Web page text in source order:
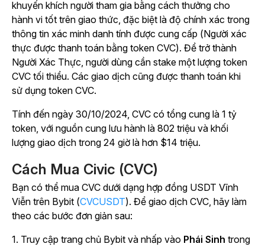
khuyến khích người tham gia bằng cách thưởng cho
hành vi tốt trên giao thức, đặc biệt là độ chính xác trong
thông tin xác minh danh tính được cung cấp (Người xác
thực được thanh toán bằng token CVC). Để trở thành
Người Xác Thực, người dùng cần stake một lượng token
CVC tối thiểu. Các giao dịch cũng được thanh toán khi
sử dụng token CVC.
Tính đến ngày 30/10/2024, CVC có tổng cung là 1 tỷ
token, với nguồn cung lưu hành là 802 triệu và khối
lượng giao dịch trong 24 giờ là hơn $14 triệu.
Cách Mua Civic (CVC)
Bạn có thể mua CVC dưới dạng hợp đồng USDT Vĩnh
Viễn trên Bybit (CVCUSDT). Để giao dịch CVC, hãy làm
theo các bước đơn giản sau:
1. Truy cập trang chủ Bybit và nhấp vào Phái Sinh trong